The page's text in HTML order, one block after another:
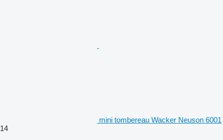
mini tombereau Wacker Neuson 6001
14